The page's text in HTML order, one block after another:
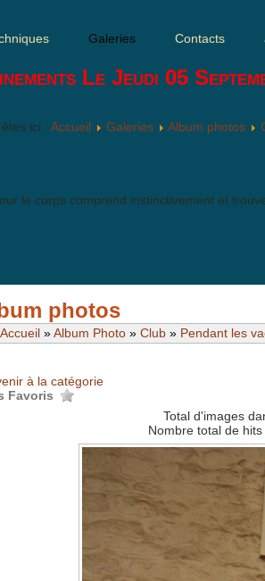
Galeries Contacts
Le Jeudi 05
ici : Accueil Galeries Album photos
le corps comprend instinctivement et
photos
Accueil»Album Photo» Club» Pendant les
à la catégorie
Favoris
Total d'images
Nombre total de